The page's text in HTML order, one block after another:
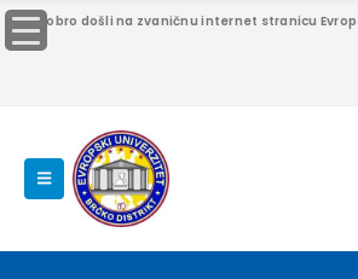
Dobro došli na zvaničnu internet stranicu